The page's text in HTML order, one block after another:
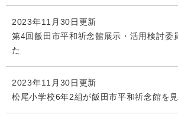
2023年11月30日更新
第4回飯田市平和祈念館展示・活用検討委
た
2023年11月30日更新
松尾小学校6年2組が飯田市平和祈念館を